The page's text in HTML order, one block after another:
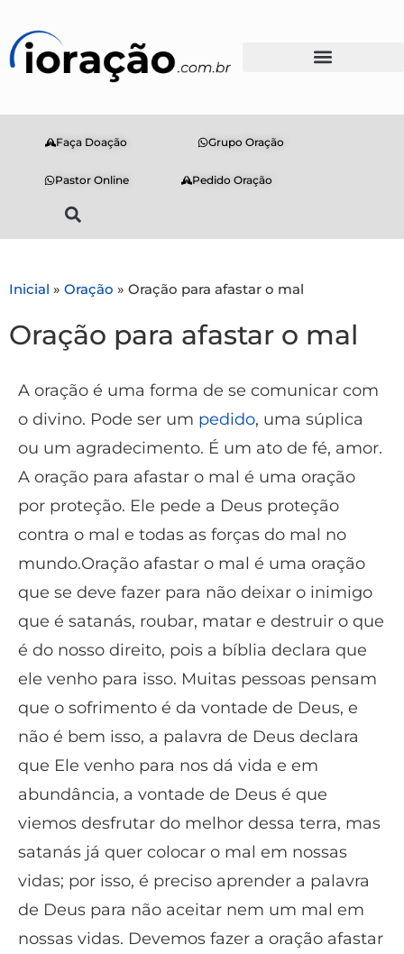
Faça Doação Grupo Oração
Pastor Online Pedido Oração
Inicial » Oração » Oração para afastar o mal
Oração para afastar o mal
A oração é uma forma de se comunicar com
o divino. Pode ser um pedido, uma súplica
ou um agradecimento. É um ato de fé, amor.
A oração para afastar o mal é uma oração
por proteção. Ele pede a Deus proteção
contra o mal e todas as forças do mal no
mundo.Oração afastar o mal é uma oração
que se deve fazer para não deixar o inimigo
que é satanás, roubar, matar e destruir o que
é do nosso direito, pois a bíblia declara que
ele venho para isso. Muitas pessoas pensam
que o sofrimento é da vontade de Deus, e
não é bem isso, a palavra de Deus declara
que Ele venho para nos dá vida e em
abundância, a vontade de Deus é que
viemos desfrutar do melhor dessa terra, mas
satanás já quer colocar o mal em nossas
vidas; por isso, é preciso aprender a palavra
de Deus para não aceitar nem um mal em
nossas vidas. Devemos fazer a oração afastar